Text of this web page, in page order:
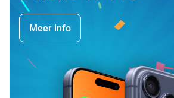
Meer info